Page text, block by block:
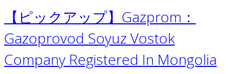
【ピックアップ】Gazprom：
Gazoprovod Soyuz Vostok
Company Registered In Mongolia